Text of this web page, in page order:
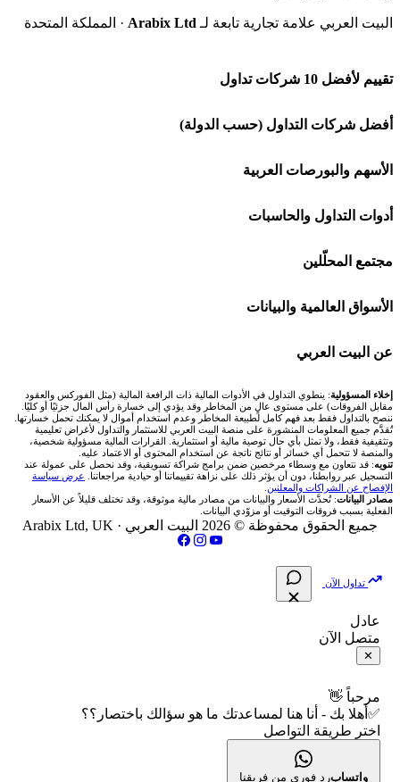
البيت العربي علامة تجارية تابعة لـ Arabix Ltd · المملكة المتحدة
تقييم لأفضل 10 شركات تداول
شركة Capital.com
افاتريد AvaTrade
اكسنس Exness
منصة بينانس
اكس تي بي XTB
انتراكتيف بروكرز IBKR
أفضل شركات التداول (حسب الدولة)
شركات تداول في السعودية
شركات تداول في الإمارات
شركات تداول في الكويت
شركات تداول في قطر
شركات تداول في الأردن
شركات تداول في العراق
شركات تداول في فلسطين
الأسهم والبورصات العربية
🌍 كل البورصات العربية
🇸🇦 السوق السعودية
🇦🇪 أسواق الإمارات
🇪🇬 البورصة المصرية
🇶🇦 بورصة قطر
🇯🇴 بورصة عمّان
🇧🇭 بورصة البحرين
فلتر الأسهم الشرعي
📋 جميع الأسهم
🕌 الأسهم الحلال
👨‍🏫 العلماء والهيئات الشرعية
أدوات التداول والحاسبات
🕌 حاسبة الزكاة
💱 محول العملات
🧮 حاسبة حجم اللوت
📊 حاسبة قيمة النقطة
💰 حاسبة ربح الفوركس
📌 حاسبة النقاط المحورية
📏 حاسبة حجم المركز
📈 حاسبة عائد التداول
📊 حاسبة الربح التراكمي
🧮 حاسبة متوسط سعر السهم
📅 التقويم الاقتصادي
🕐 أوقات عمل السوق
مجتمع المحلّلين
🧱 حائط المجتمع
🏆 لوحة المحلّلين
✍️ اكتب تحليلك
الأسواق العالمية والبيانات
🌐 المؤشرات العالمية
🥇 سعر الذهب اليوم
🥇 أسعار الذهب والمعادن
💱 أسعار العملات والفوركس
💵 سعر الريال السعودي في مصر
📅 المؤشرات الاقتصادية
عن البيت العربي
من نحن
تواصل معنا
فريق المؤلفين
مقالات تعليمية
سياسة تقييم الشركات
الإبلاغ عن شركة نصابة
شروط الاستخدام
سياسة الخصوصية
إخلاء المسؤولية: ينطوي التداول في الأدوات المالية ذات الرافعة المالية (مثل الفوركس والعقود
مقابل الفروقات) على مستوى عالٍ من المخاطر وقد يؤدي إلى خسارة رأس المال جزئيًا أو كليًا.
ننصح بالتداول فقط بعد فهم كامل لطبيعة المخاطر وعدم استخدام أموال لا يمكنك تحمل خسارتها.
تُقدَّم جميع المعلومات المنشورة على منصة البيت العربي للاستثمار والتداول لأغراض تعليمية
وتثقيفية فقط، ولا تمثل بأي حال توصية مالية أو استثمارية. القرارات المالية مسؤولية شخصية،
والمنصة لا تتحمل أي خسائر أو نتائج ناتجة عن استخدام المحتوى أو الاعتماد عليه.
تنويه: قد نتعاون مع وسطاء مرخصين ضمن برامج شراكة تسويقية، وقد نحصل على عمولة عند
التسجيل عبر روابطنا، دون أن يؤثر ذلك على نزاهة تقييماتنا أو حيادية مراجعاتنا. عرض سياسة
الإفصاح عن الشراكات والمعلنين
مصادر البيانات: تُحدَّث الأسعار والبيانات من مصادر مالية موثوقة، وقد تختلف قليلاً عن الأسعار
الفعلية بسبب فروقات التوقيت أو مزوّدي البيانات.
جميع الحقوق محفوظة © 2026 البيت العربي · Arabix Ltd, UK
تداول الآن
عادل
متصل الآن
✕
مرحباً 👋
✅أهلا بك - أنا هنا لمساعدتك ما هو سؤالك باختصار؟؟
اختر طريقة التواصل
واتسابرد فوري من فريقنا